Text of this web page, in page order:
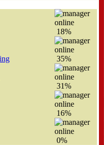
18%
35%
31%
16%
0%